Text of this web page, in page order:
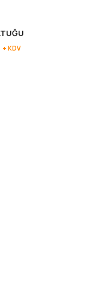
+ KDV